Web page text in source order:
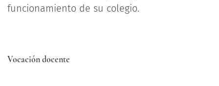
funcionamiento de su colegio.
Vocación docente